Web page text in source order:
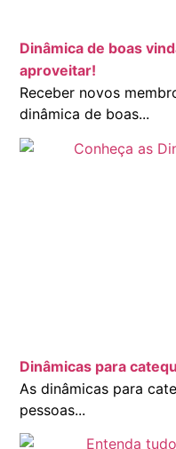
Dinâmica de boas
aproveitar!
Receber novos
dinâmica de boas...
Dinâmicas para
As dinâmicas para
pessoas...